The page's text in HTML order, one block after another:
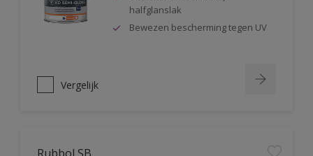
halfglanslak
Bewezen bescherming tegen UV
Vergelijk